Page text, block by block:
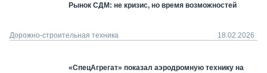
Рынок СДМ: не кризис, но время возможностей
Дорожно-строительная техника 18.02.2026
«СпецАгрегат» показал аэродромную технику на